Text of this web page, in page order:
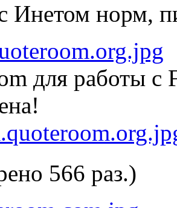
Инетом норм,
для работы с
566 раз.)